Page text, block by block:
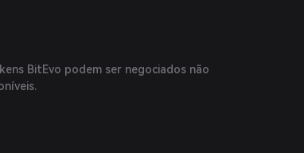
BitEvo podem ser negociados não